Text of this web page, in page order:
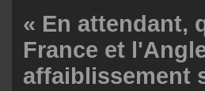
« En attendant,
France et
affaiblissement